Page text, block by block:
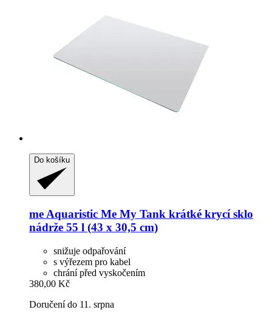
Do košíku
me Aquaristic Me My Tank krátké krycí sklo
nádrže 55 l (43 x 30,5 cm)
snižuje odpařování
s výřezem pro kabel
chrání před vyskočením
380,00 Kč
Doručení do 11. srpna